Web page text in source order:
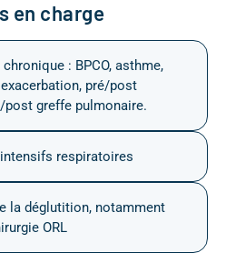
en charge
: BPCO, asthme,
pré/post
greffe pulmonaire.
respiratoires
la déglutition, notamment
ORL